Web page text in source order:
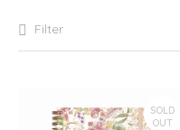
Filter
SOLD
OUT